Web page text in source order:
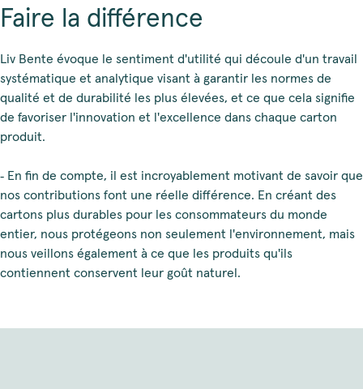
Faire la différence
Liv Bente évoque le sentiment d'utilité qui découle d'un travail
systématique et analytique visant à garantir les normes de
qualité et de durabilité les plus élevées, et ce que cela signifie
de favoriser l'innovation et l'excellence dans chaque carton
produit.
‑ En fin de compte, il est incroyablement motivant de savoir que
nos contributions font une réelle différence. En créant des
cartons plus durables pour les consommateurs du monde
entier, nous protégeons non seulement l'environnement, mais
nous veillons également à ce que les produits qu'ils
contiennent conservent leur goût naturel.